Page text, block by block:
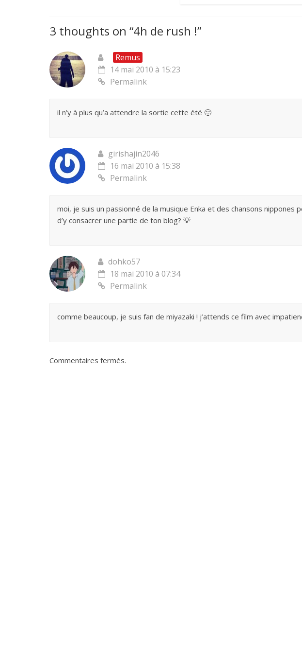
3 thoughts on “4h de rush !”
Remus
14 mai 2010 à 15:23
Permalink
il n’y à plus qu’a attendre la sortie cette été 🙂
girishajin2046
16 mai 2010 à 15:38
Permalink
moi, je suis un passionné de la musique Enka et des chansons nippones
d’y consacrer une partie de ton blog? 💡
dohko57
18 mai 2010 à 07:34
Permalink
comme beaucoup, je suis fan de miyazaki ! j’attends ce film avec
Commentaires fermés.